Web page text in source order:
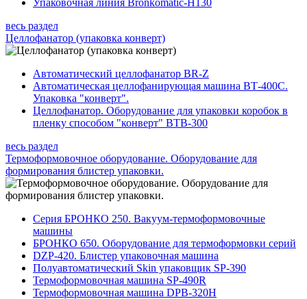
весь раздел
Целлофанатор (упаковка конверт)
Автоматический целлофанатор BR-Z
Автоматическая целлофанирующая машина ВТ-400С.
Упаковка "конверт".
Целлофанатор. Оборудование для упаковки коробок в
пленку способом "конверт" BTB-300
весь раздел
Термоформовочное оборудование. Оборудование для
формирования блистер упаковки.
Серия БРОНКО 250. Вакуум-термоформовочные
машины
БРОНКО 650. Оборудование для термоформовки серий
DZP-420. Блистер упаковочная машина
Полуавтоматический Skin упаковщик SP-390
Термоформовочная машина SP-490R
Термоформовочная машина DPB-320H